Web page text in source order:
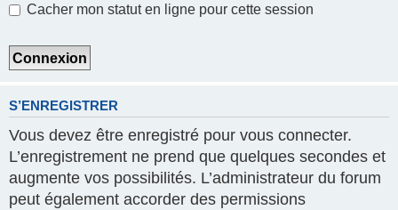
Cacher mon statut en ligne pour cette session
S’ENREGISTRER
Vous devez être enregistré pour vous connecter.
L’enregistrement ne prend que quelques secondes et
augmente vos possibilités. L’administrateur du forum
peut également accorder des permissions